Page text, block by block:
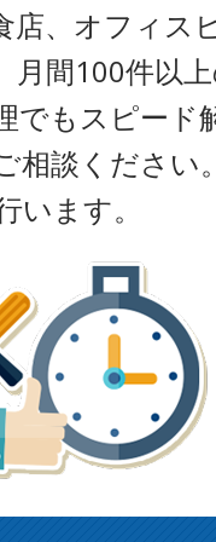
店、オフィス
月間100件以
でもスピード
相談ください
います。